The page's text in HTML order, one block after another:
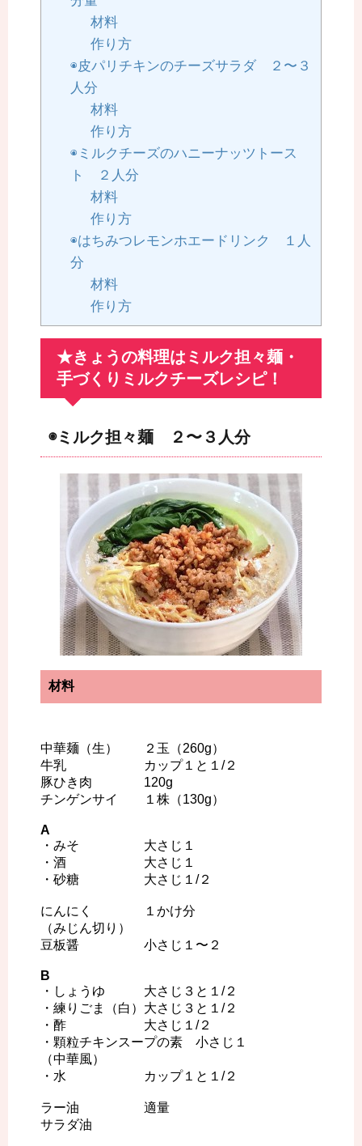
材料
作り方
◉皮パリチキンのチーズサラダ ２〜３
人分
材料
作り方
◉ミルクチーズのハニーナッツトース
ト ２人分
材料
作り方
◉はちみつレモンホエードリンク １人
分
材料
作り方
★きょうの料理はミルク担々麺・
手づくりミルクチーズレシピ！
◉ミルク担々麺 ２〜３人分
材料
中華麺（生） ２玉（260g）
牛乳 カップ１と１/２
豚ひき肉 120g
チンゲンサイ １株（130g）
A
・みそ 大さじ１
・酒 大さじ１
・砂糖 大さじ１/２
にんにく １かけ分
（みじん切り）
豆板醤 小さじ１〜２
B
・しょうゆ 大さじ３と１/２
・練りごま（白）大さじ３と１/２
・酢 大さじ１/２
・顆粒チキンスープの素 小さじ１
（中華風）
・水 カップ１と１/２
ラー油 適量
サラダ油